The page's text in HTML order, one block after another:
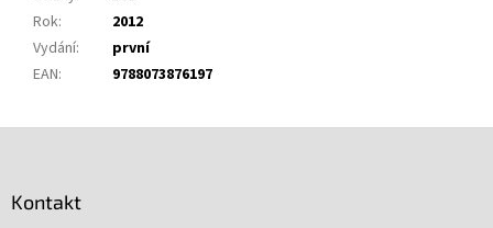
Rok:
2012
Vydání:
první
EAN: 9788073876197
Kontakt